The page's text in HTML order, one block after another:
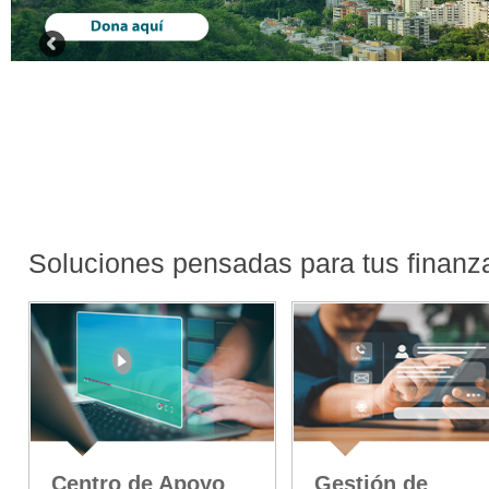
Soluciones pensadas para tus
Centro de Apoyo Gestión de